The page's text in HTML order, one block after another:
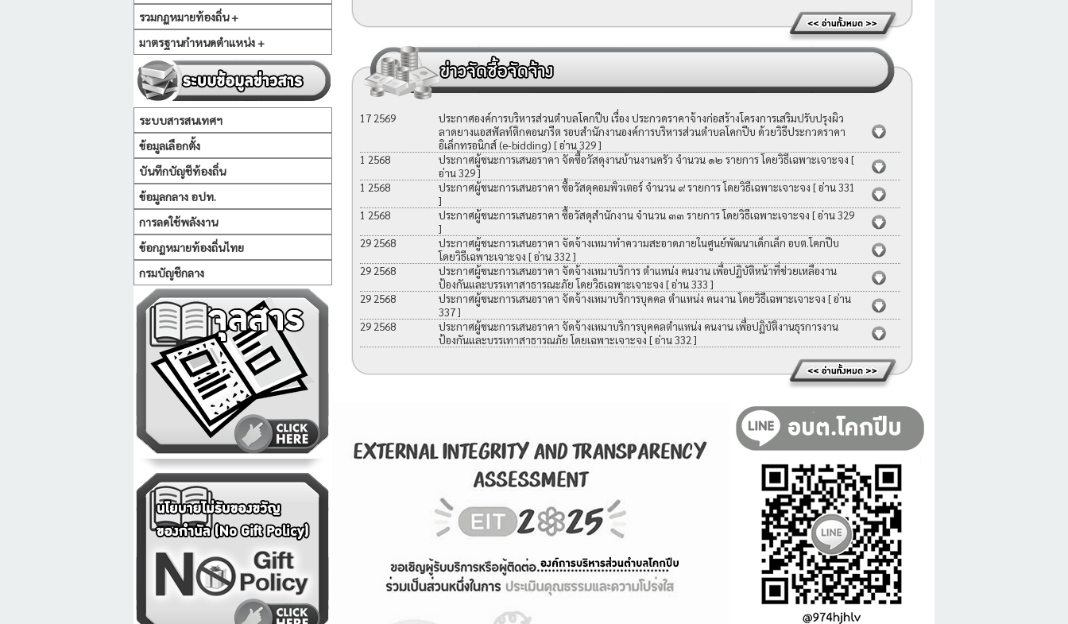
รวมกฏหมายท้องถิ่น +
มาตรฐานกำหนดตำแหน่ง +
ระบบสารสนเทศฯ
ข้อมูลเลือกตั้ง
บันทึกบัญชีท้องถิ่น
ข้อมูลกลาง อปท.
การลดใช้พลังงาน
ข้อกฏหมายท้องถิ่นไทย
กรมบัญชีกลาง
17 2569
ประกาศองค์การบริหารส่วนตำบลโคกปีบ เรื่อง ประกวดราคาจ้างก่อสร้างโครงการเสริมปรับปรุงผิว
ลาดยางแอสฟัลท์ติกคอนกรีต รอบสำนักงานองค์การบริหารส่วนตำบลโคกปีบ ด้วยวิธีประกวดราคา
อิเล็กทรอนิกส์ (e-bidding) [ อ่าน 329 ]
1 2568
ประกาศผู้ชนะการเสนอราคา จัดซื้อวัสดุงานบ้านงานครัว จำนวน ๑๒ รายการ โดยวิธีเฉพาะเจาะจง [
อ่าน 329 ]
1 2568
ประกาศผู้ชนะการเสนอราคา ซื้อวัสดุคอมพิวเตอร์ จำนวน ๙ รายการ โดยวิธีเฉพาะเจาะจง [ อ่าน 331
]
1 2568
ประกาศผู้ชนะการเสนอราคา ซื้อวัสดุสำนักงาน จำนวน ๓๓ รายการ โดยวิธีเฉพาะเจาะจง [ อ่าน 329
]
29 2568
ประกาศผู้ชนะการเสนอราคา จัดจ้างเหมาทำความสะอาดภายในศูนย์พัฒนาเด็กเล็ก อบต.โคกปีบ
โดยวิธีเฉพาะเจาะจง [ อ่าน 332 ]
29 2568
ประกาศผู้ชนะการเสนอราคา จัดจ้างเหมาบริการ ตำแหน่ง คนงาน เพื่อปฏิบัติหน้าที่ช่วยเหลืองาน
ป้องกันและบรรเทาสาธารณะภัย โดยวิธเฉพาะเจาะจง [ อ่าน 333 ]
29 2568
ประกาศผู้ชนะการเสนอราคา จัดจ้างเหมาบริการบุคคล ตำแหน่ง คนงาน โดยวิธีเฉพาะเจาะจง [ อ่าน
337 ]
29 2568
ประกาศผู้ชนะการเสนอราคา จัดจ้างเหมาบริการบุคคลตำแหน่ง คนงาน เพื่อปฏิบัติงานธุรการงาน
ป้องกันและบรรเทาสาธารณภัย โดยเฉพาะเจาะจง [ อ่าน 332 ]